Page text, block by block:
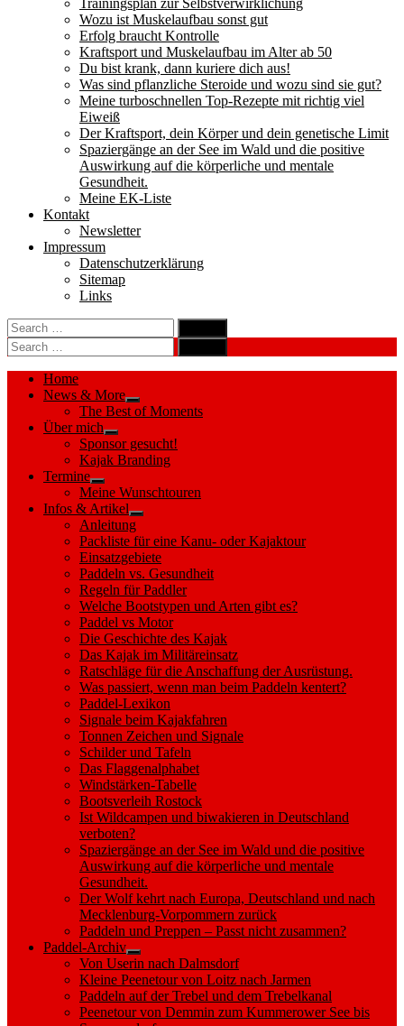
Trainingsplan zur Selbstverwirklichung
Wozu ist Muskelaufbau sonst gut
Erfolg braucht Kontrolle
Kraftsport und Muskelaufbau im Alter ab 50
Du bist krank, dann kuriere dich aus!
Was sind pflanzliche Steroide und wozu sind sie gut?
Meine turboschnellen Top-Rezepte mit richtig viel
Eiweiß
Der Kraftsport, dein Körper und dein genetische Limit
Spaziergänge an der See im Wald und die positive
Auswirkung auf die körperliche und mentale
Gesundheit.
Meine EK-Liste
Kontakt
Newsletter
Impressum
Datenschutzerklärung
Sitemap
Links
Search
for:
Search
Search
for:
Search
Home
News & More
Show
sub
The Best of Moments
Über mich
Show
sub
menu
Sponsor gesucht!
Kajak Branding
Termine
Show
sub
menu
Meine Wunschtouren
Infos & Artikel
Show
sub
menu
Anleitung
Packliste für eine Kanu- oder Kajaktour
Einsatzgebiete
Paddeln vs. Gesundheit
Regeln für Paddler
Welche Bootstypen und Arten gibt es?
Paddel vs Motor
Die Geschichte des Kajak
Das Kajak im Militäreinsatz
Ratschläge für die Anschaffung der Ausrüstung.
Was passiert, wenn man beim Paddeln kentert?
Paddel-Lexikon
Signale beim Kajakfahren
Tonnen Zeichen und Signale
Schilder und Tafeln
Das Flaggenalphabet
Windstärken-Tabelle
Bootsverleih Rostock
Ist Wildcampen und biwakieren in Deutschland
verboten?
Spaziergänge an der See im Wald und die positive
Auswirkung auf die körperliche und mentale
Gesundheit.
Der Wolf kehrt nach Europa, Deutschland und nach
Mecklenburg-Vorpommern zurück
Paddeln und Preppen – Passt nicht zusammen?
Paddel-Archiv
Show
sub
menu
Von Userin nach Dalmsdorf
Kleine Peenetour von Loitz nach Jarmen
Paddeln auf der Trebel und dem Trebelkanal
Peenetour von Demmin zum Kummerower See bis